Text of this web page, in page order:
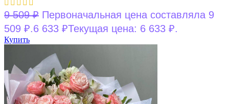
9 509₽ Первоначальная цена составляла 9
509 ₽.6 633 ₽Текущая цена: 6 633 ₽.
Купить